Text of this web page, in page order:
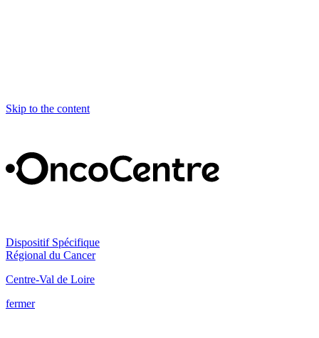
Skip to the content
Dispositif Spécifique
Régional du Cancer
Centre-Val de Loire
fermer